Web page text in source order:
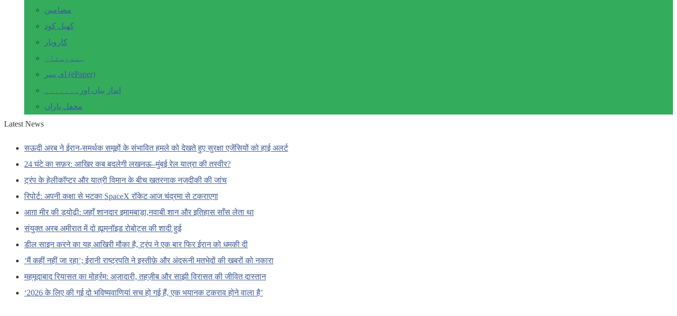
مضامین
کھیل کود
کاروبار
ہندوستان
ای پیپر (ePaper)
انداز بیاں اور۔۔۔۔۔۔۔
محفل یاراں
Latest News
सऊदी अरब ने ईरान-समर्थक समूहों के संभावित हमले को देखते हुए सुरक्षा एजेंसियों को हाई अलर्ट
24 घंटे का सफ़र: आखिर कब बदलेगी लखनऊ–मुंबई रेल यात्रा की तस्वीर?
ट्रंप के हेलीकॉप्टर और यात्री विमान के बीच खतरनाक नज़दीकी की जांच
रिपोर्ट: अपनी कक्षा से भटका SpaceX रॉकेट आज चंद्रमा से टकराएगा
आग़ा मीर की ड्योढ़ी: जहाँ शानदार इमामबाड़ा,नवाबी शान और इतिहास साँस लेता था
संयुक्त अरब अमीरात में दो ह्यूमनॉइड रोबोट्स की शादी हुई
डील साइन करने का यह आखिरी मौका है, ट्रंप ने एक बार फिर ईरान को धमकी दी
‘मैं कहीं नहीं जा रहा’; ईरानी राष्ट्रपति ने इस्तीफ़े और अंदरूनी मतभेदों की खबरों को नकारा
महमूदाबाद रियासत का मोहर्रम: अज़ादारी, तहज़ीब और साझी विरासत की जीवित दास्तान
‘2026 के लिए की गई दो भविष्यवाणियां सच हो गई हैं, एक भयानक टकराव होने वाला है’